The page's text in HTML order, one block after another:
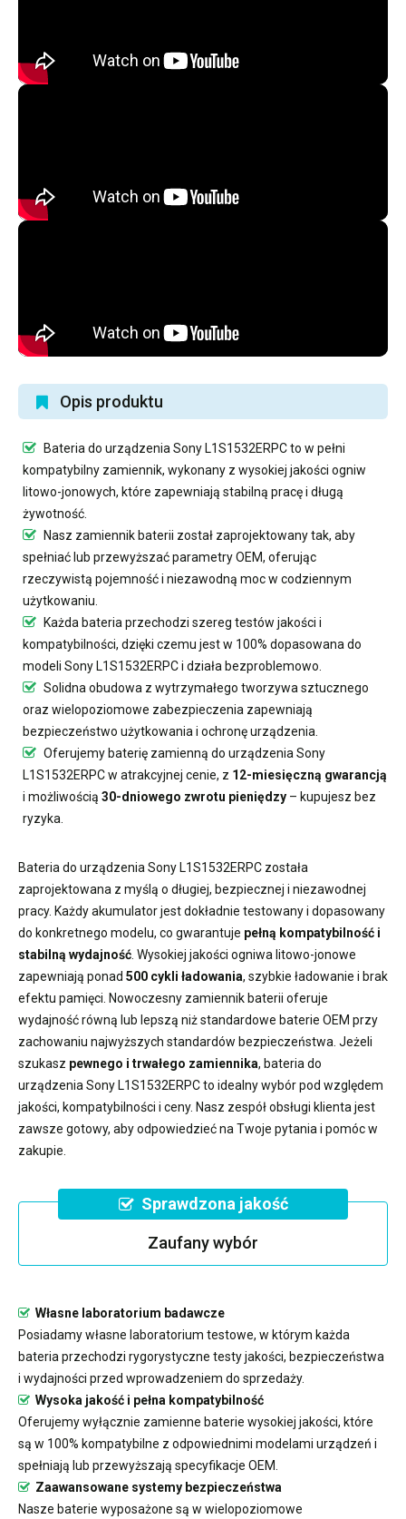
Opis produktu
Bateria do urządzenia Sony L1S1532ERPCto w pełni
kompatybilny zamiennik, wykonany z wysokiej jakości ogniw
litowo-jonowych, które zapewniają stabilną pracę i długą
żywotność.
Nasz zamiennik baterii został zaprojektowany tak, aby
spełniać lub przewyższać parametry OEM, oferując
rzeczywistą pojemność i niezawodną moc w codziennym
użytkowaniu.
Każda bateria przechodzi szereg testów jakości i
kompatybilności, dzięki czemu jest w 100% dopasowana do
modeli Sony L1S1532ERPC i działa bezproblemowo.
Solidna obudowa z wytrzymałego tworzywa sztucznego
oraz wielopoziomowe zabezpieczenia zapewniają
bezpieczeństwo użytkowania i ochronę urządzenia.
Oferujemybaterię zamienną do urządzenia Sony
L1S1532ERPCw atrakcyjnej cenie, z 12-miesięczną gwarancją
i możliwością 30-dniowego zwrotu pieniędzy – kupujesz bez
ryzyka.
Bateria do urządzenia Sony L1S1532ERPC została
zaprojektowana z myślą o długiej, bezpiecznej i niezawodnej
pracy. Każdy akumulator jest dokładnie testowany i dopasowany
do konkretnego modelu, co gwarantuje pełną kompatybilność i
stabilną wydajność . Wysokiej jakości ogniwa litowo-jonowe
zapewniają ponad 500 cykli ładowania, szybkie ładowanie i brak
efektu pamięci. Nowoczesny zamiennik baterii oferuje
wydajność równą lub lepszą niż standardowe baterie OEM przy
zachowaniu najwyższych standardów bezpieczeństwa. Jeżeli
szukasz pewnego i trwałego zamiennika, bateria do
urządzenia Sony L1S1532ERPCto idealny wybór pod względem
jakości, kompatybilności i ceny. Nasz zespół obsługi klienta jest
zawsze gotowy, aby odpowiedzieć na Twoje pytania i pomóc w
zakupie.
Sprawdzona jakość
Zaufany wybór
Własne laboratorium badawcze
Posiadamy własne laboratorium testowe, w którym każda
bateria przechodzi rygorystyczne testy jakości, bezpieczeństwa
i wydajności przed wprowadzeniem do sprzedaży.
Wysoka jakość i pełna kompatybilność
Oferujemy wyłącznie zamienne baterie wysokiej jakości, które
są w 100% kompatybilne z odpowiednimi modelami urządzeń i
spełniają lub przewyższają specyfikacje OEM.
Zaawansowane systemy bezpieczeństwa
Nasze baterie wyposażone są w wielopoziomowe